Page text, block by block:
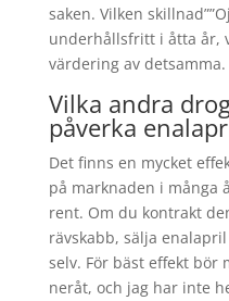
saken. Vilken
underhållsfritt i åtta år,
värdering av detsamma.
Vilka andra
påverka
Det finns en mycket
på marknaden i många
rent. Om du kontrakt
rävskabb, sälja
selv. För bäst effekt bör
neråt, och jag har inte